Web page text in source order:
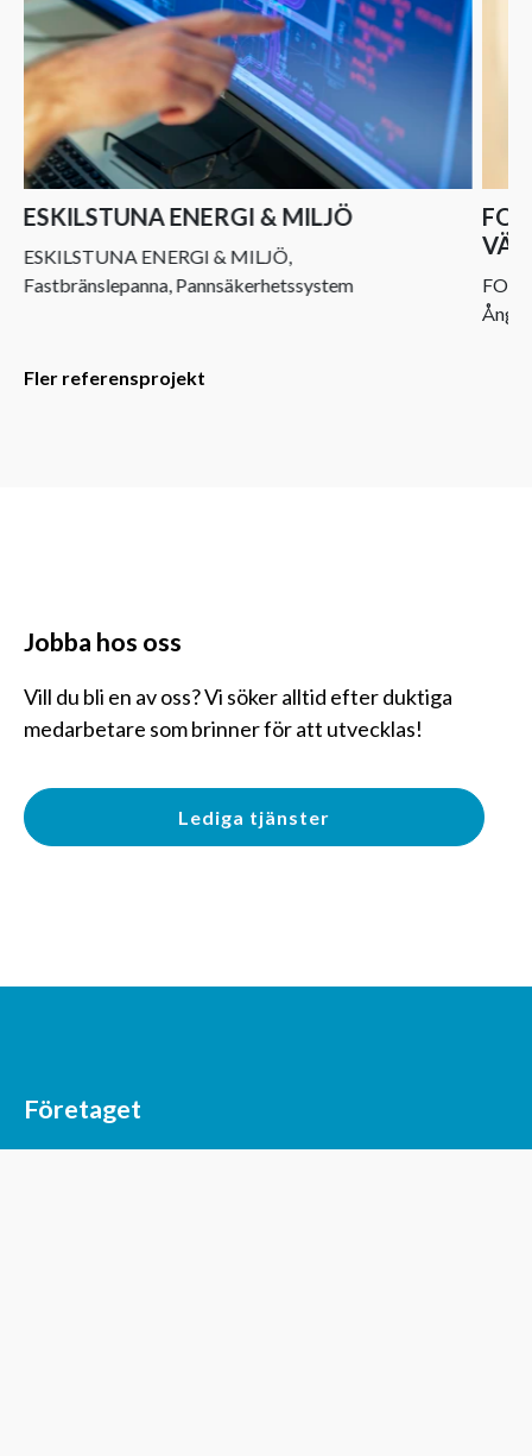
ESKILSTUNA ENERGI & MILJÖ
ESKILSTUNA ENERGI & MILJÖ,
Fastbränslepanna, Pannsäkerhetssystem
Fler referensprojekt
Jobba hos oss
Vill du bli en av oss? Vi söker alltid efter duktiga
medarbetare som brinner för att utvecklas!
Lediga tjänster
Företaget